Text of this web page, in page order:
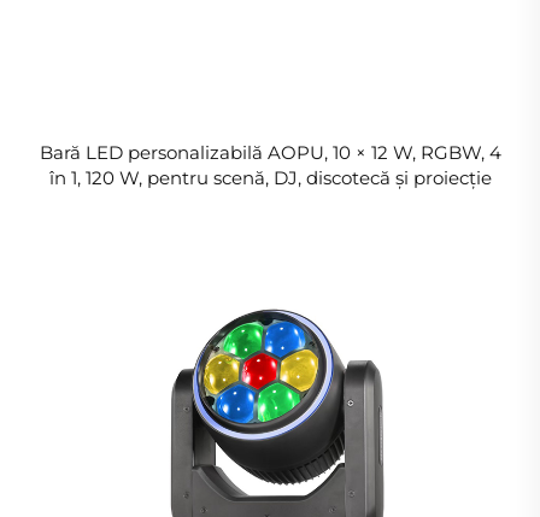
Bară LED personalizabilă AOPU, 10 × 12 W, RGBW, 4
în 1, 120 W, pentru scenă, DJ, discotecă și proiecție